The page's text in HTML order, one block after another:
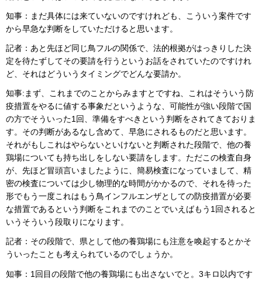
知事：まだ具体には来ていないのですけれども、こういう案件です
から早急な判断をしていただけると思います。
記者：あと先ほど同じ鳥フルの関係で、法的根拠がはっきりした決
定を待たずしてその要請を行うというお話をされていたのですけれ
ど、それはどういうタイミングでどんな要請か。
知事:まず、これまでのことからみますとですね、これはそういう防
疫措置をやるに値する事象だというような、可能性が強い段階で国
の方でそういった1回、準備をすべきという判断をされてきておりま
す。その判断があるなし含めて、早急にされるものだと思います。
それがもしこれはやらないといけないと判断された段階で、他の養
鶏場についても持ち出しをしない要請をします。ただこの検査自身
が、先ほど冒頭言いましたように、簡易検査になっていまして、精
密の検査については少し物理的な時間がかかるので、それを待った
形でもう一度これはもう鳥インフルエンザとしての防疫措置が必要
な措置であるという判断をこれまでのことでいえばもう1回されると
いうそういう段取りになります。
記者：その段階で、県として他の養鶏場にも注意を喚起するとかそ
ういったことも考えられているのでしょうか。
知事：1回目の段階で他の養鶏場にも出さないでと。3キロ以内です